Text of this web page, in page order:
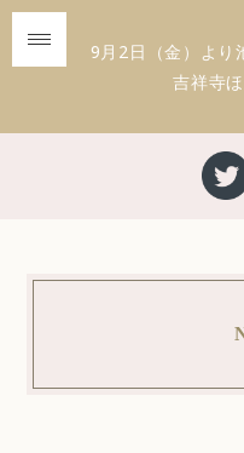
9月2日（金）より池
吉祥寺